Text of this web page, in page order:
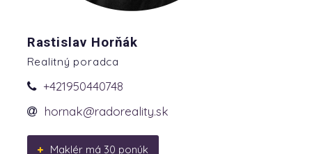
Rastislav Horňák
Realitný poradca
+421950440748
hornak@radoreality.sk
Maklér má 30 ponúk